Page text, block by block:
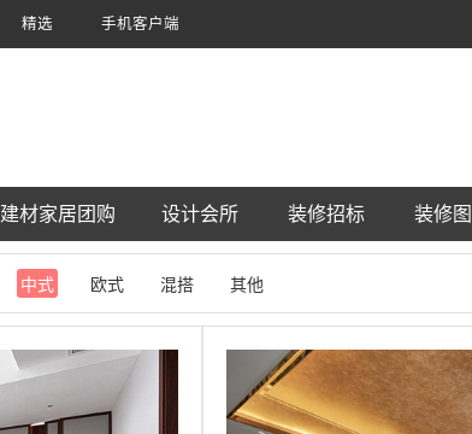
精选 手机客户端
建材家居团购 设计会所 装修招标 装修
中式 欧式 混搭 其他